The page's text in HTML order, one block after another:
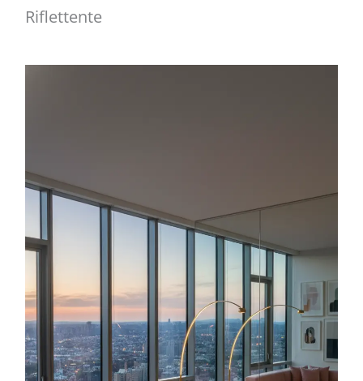
Riflettente